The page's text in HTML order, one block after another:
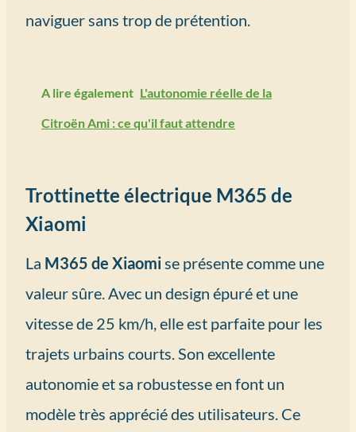
naviguer sans trop de prétention.
A lire également L'autonomie réelle de la
Citroën Ami : ce qu'il faut attendre
Trottinette électrique M365 de
Xiaomi
La M365 de Xiaomi se présente comme une
valeur sûre. Avec un design épuré et une
vitesse de 25 km/h, elle est parfaite pour les
trajets urbains courts. Son excellente
autonomie et sa robustesse en font un
modèle très apprécié des utilisateurs. Ce